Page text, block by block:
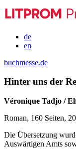
de
en
buchmesse.de
Hinter uns der
Véronique Tadjo /
Roman, 160 Seiten,
Die Übersetzung
Auswärtigen Amts